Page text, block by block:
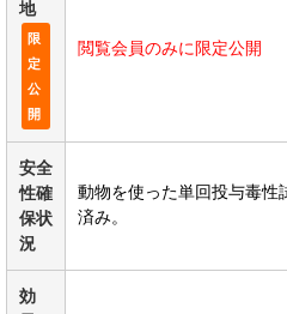
地
限
定
公
開
閲覧会員のみに限定公開
安全
性確
保状
況
動物を使った単回投与毒性
済み。
効